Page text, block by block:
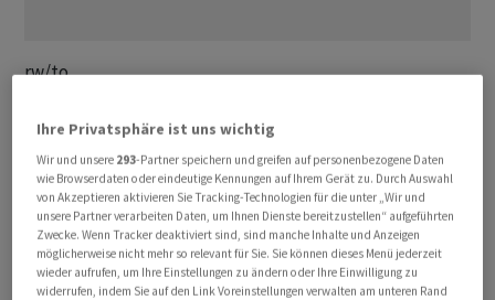
rw/to
(AWP)
Ihre Privatsphäre ist uns wichtig
Wir und unsere 293-Partner speichern und greifen auf personenbezogene Daten
wie Browserdaten oder eindeutige Kennungen auf Ihrem Gerät zu. Durch Auswahl
von Akzeptieren aktivieren Sie Tracking-Technologien für die unter „Wir und
unsere Partner verarbeiten Daten, um Ihnen Dienste bereitzustellen“ aufgeführten
Zwecke. Wenn Tracker deaktiviert sind, sind manche Inhalte und Anzeigen
möglicherweise nicht mehr so relevant für Sie. Sie können dieses Menü jederzeit
wieder aufrufen, um Ihre Einstellungen zu ändern oder Ihre Einwilligung zu
widerrufen, indem Sie auf den Link Voreinstellungen verwalten am unteren Rand